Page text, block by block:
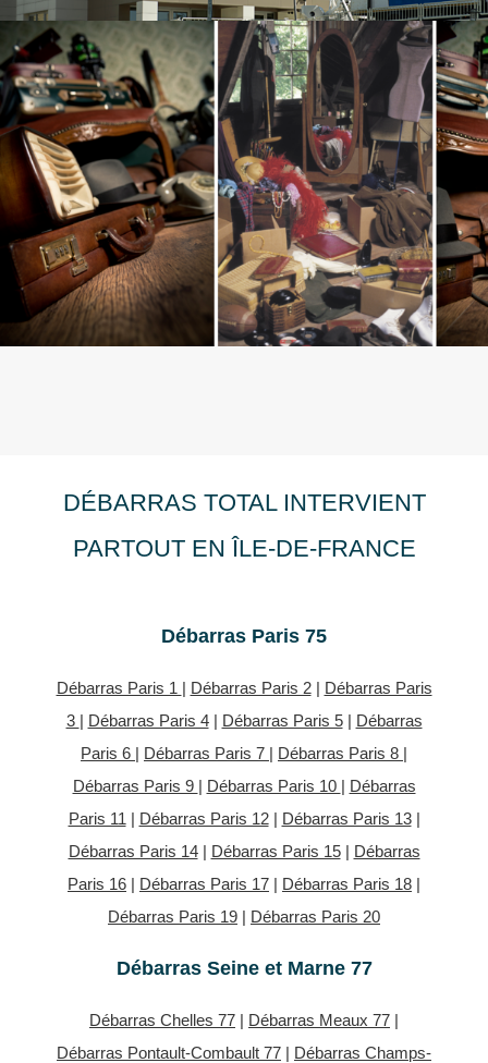
DÉBARRAS TOTAL INTERVIENT
PARTOUT EN ÎLE-DE-FRANCE
Débarras Paris 75
Débarras Paris 1 | Débarras Paris 2| Débarras Paris
3 | Débarras Paris 4| Débarras Paris 5| Débarras
Paris 6 | Débarras Paris 7 | Débarras Paris 8 |
Débarras Paris 9 | Débarras Paris 10 | Débarras
Paris 11 | Débarras Paris 12| Débarras Paris 13|
Débarras Paris 14| Débarras Paris 15| Débarras
Paris 16 | Débarras Paris 17 | Débarras Paris 18 |
Débarras Paris 19 | Débarras Paris 20
Débarras Seine et Marne 77
Débarras Chelles 77 | Débarras Meaux 77 |
Débarras Pontault-Combault 77 | Débarras Champs-